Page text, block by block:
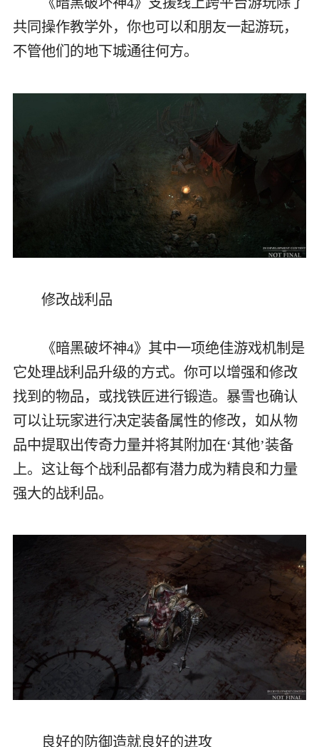
共同操作教学外，你也可以和朋友一起游玩，
不管他们的地下城通往何方。
修改战利品
《暗黑破坏神4》其中一项绝佳游戏机制是
它处理战利品升级的方式。你可以增强和修改
找到的物品，或找铁匠进行锻造。暴雪也确认
可以让玩家进行决定装备属性的修改，如从物
品中提取出传奇力量并将其附加在‘其他’装备
上。这让每个战利品都有潜力成为精良和力量
强大的战利品。
良好的防御造就良好的进攻